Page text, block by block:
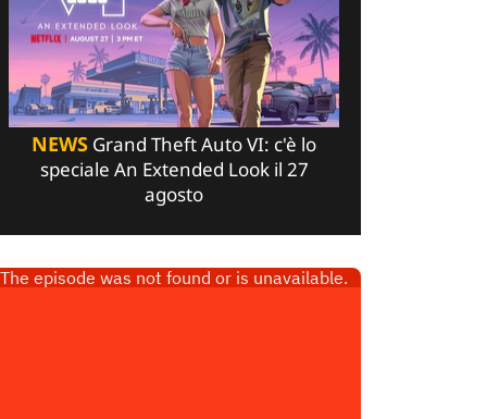
NEWS Grand Theft Auto VI: c'è lo
speciale An Extended Look il 27
agosto